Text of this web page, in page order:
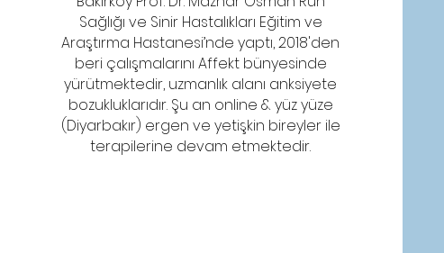
Sağlığı ve Sinir Hastalıkları Eğitim ve
Araştırma Hastanesi’nde yaptı, 2018'den
beri çalışmalarını Affekt bünyesinde
yürütmektedir, uzmanlık alanı anksiyete
bozukluklarıdır. Şu an online & yüz yüze
(Diyarbakır) ergen ve yetişkin bireyler ile
terapilerine devam etmektedir.